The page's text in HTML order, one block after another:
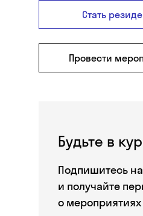
Стать
Провести
Будьте в
Подпишитесь
и получайте
о мероприятиях